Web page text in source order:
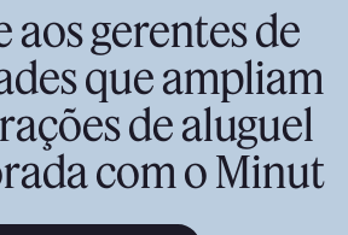
aos gerentes de
que ampliam
de aluguel
com o Minut